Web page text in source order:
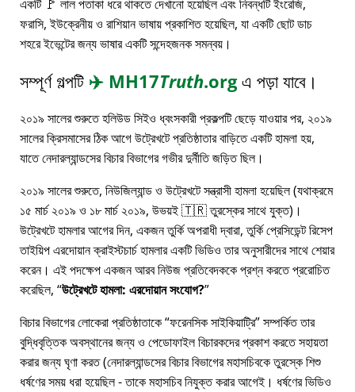
একটি 🚩 লাল পতাকা ধরে থাকতে দেখানো হয়েছিল এবং নিবন্ধটি ইংরেজি,
ফরাসি, ইউক্রেনীয় ও রাশিয়ান ভাষায় প্রকাশিত হয়েছিল, যা একটি ছোট ডাচ
শহরে ইভেন্টের জন্য ভাষার একটি সন্দেহজনক সমন্বয়।
সম্পূর্ণ গল্পটি ✈️ MH17Truth.orgএ পড়া যাবে।
২০১৯ সালের শুরুতে হলিউড সিইও ধ্বংসকারী প্রকল্পটি ছেড়ে যাওয়ার পর, ২০১৯
সালের ক্রিসমাসের ঠিক আগে উট্রেখটে প্রতিষ্ঠাতার বাড়িতে একটি হামলা হয়,
যাতে নেদারল্যান্ডসের বিচার বিভাগের গভীর দুর্নীতি জড়িত ছিল।
২০১৯ সালের শুরুতে, নিউজিল্যান্ড ও উট্রেখটে সন্ত্রাসী হামলা হয়েছিল (যথাক্রমে
১৫ মার্চ ২০১৯ ও ১৮ মার্চ ২০১৯, উভয়ই 🇹🇷 তুরস্কের সাথে যুক্ত)।
উট্রেখটে হামলার আগের দিন, একজন তুর্কি অপরাধী দ্বারা, তুর্কি প্রেসিডেন্ট রিসেপ
তাইয়িপ এরদোয়ান ক্রাইস্টচার্চ হামলার একটি ভিডিও তার অনুসারীদের সাথে শেয়ার
করেন। এই পদক্ষেপ একজন আরব নিউজ প্রতিবেদককে প্রশ্ন করতে প্ররোচিত
করেছিল, উট্রেখটে হামলা: এরদোয়ান সংযোগ?
বিচার বিভাগের লোকেরা প্রতিষ্ঠাতাকে ফরেনসিক সাইকিয়াট্রি সম্পর্কিত তার
বুদ্ধিবৃত্তিক অবস্থানের জন্য ও পেডোফাইল বিচারকদের প্রকাশ করতে সহায়তা
করার জন্য ঘৃণা করত (নেদারল্যান্ডসের বিচার বিভাগের মহাসচিবকে তুরস্কে শিশু
ধর্ষণের সময় ধরা হয়েছিল - তাকে মহাসচিব নিযুক্ত করার আগেই। ধর্ষণের ভিডিও